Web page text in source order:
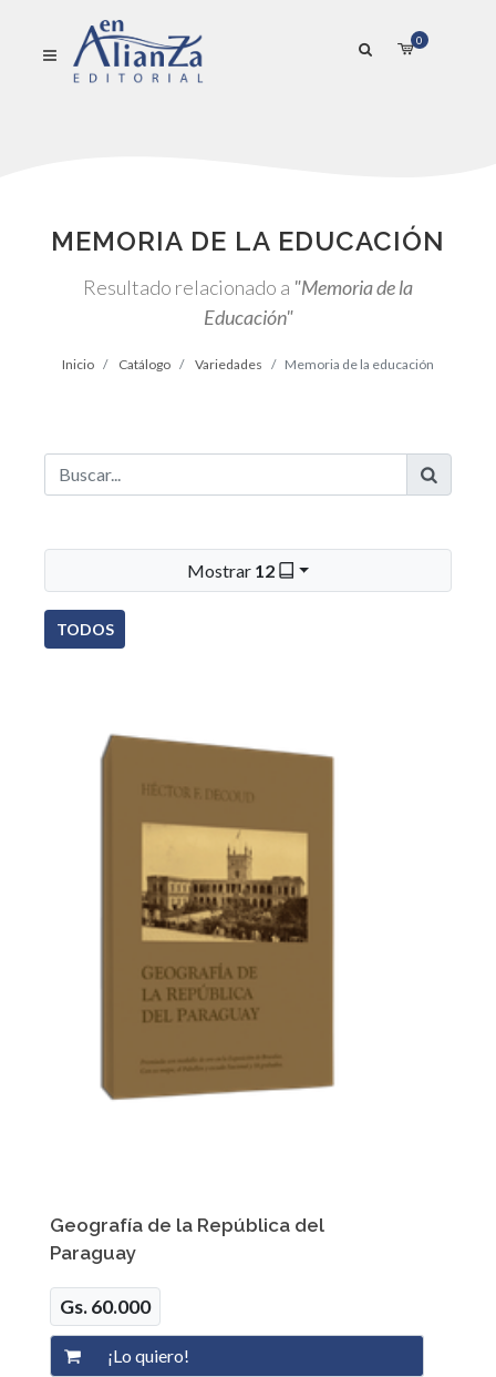
0
MEMORIA DE LA EDUCACIÓN
Resultado relacionado a "Memoria de la
Educación"
Inicio Catálogo Variedades Memoria de la educación
Mostrar 12
TODOS
Geografía de la República del
Paraguay
Gs. 60.000